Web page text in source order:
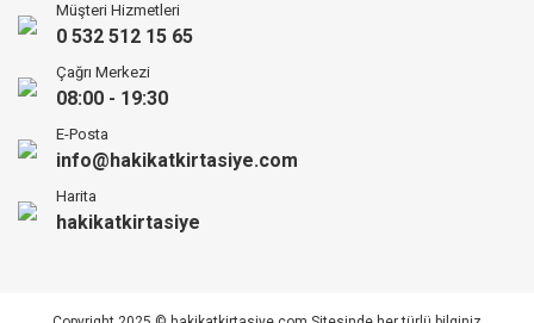
Müşteri Hizmetleri
0 532 512 15 65
Çağrı Merkezi
08:00 - 19:30
E-Posta
info@hakikatkirtasiye.com
Harita
hakikatkirtasiye